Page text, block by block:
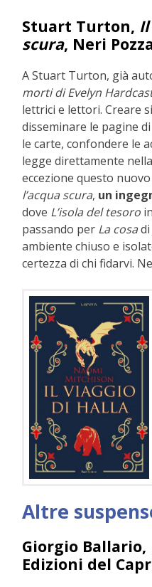
Stuart Turton,
scura, Neri
A Stuart Turton, già
morti di Evelyn
lettrici e lettori. Creare
disseminare le pagine
le carte, confondere le
legge direttamente
eccezione questo
l’acqua scura, un
dove L’isola del tesoro
passando per La cosa
ambiente chiuso e
certezza di chi fidarvi.
Altre
Giorgio Ballario,
Edizioni del